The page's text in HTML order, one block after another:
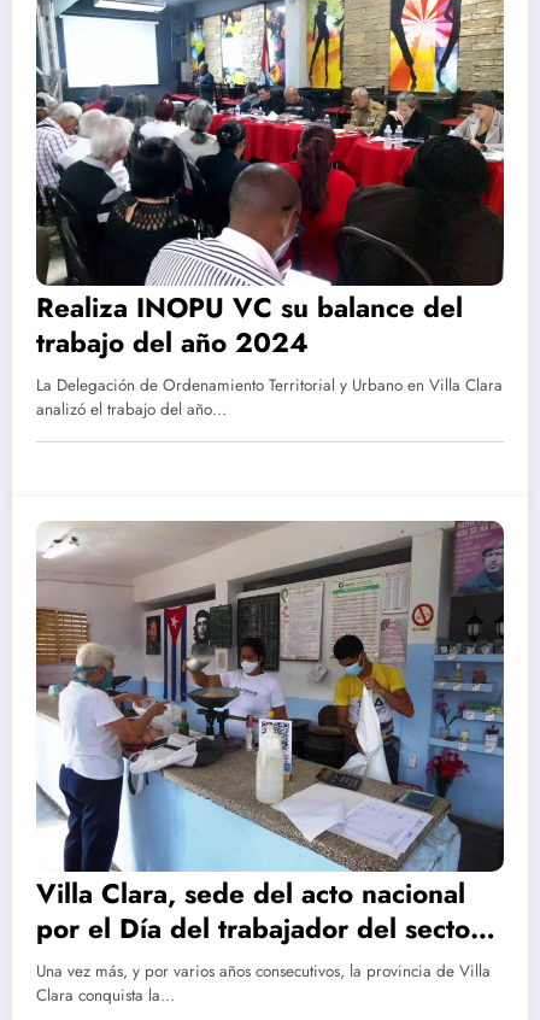
Realiza INOPU VC su balance del
trabajo del año 2024
La Delegación de Ordenamiento Territorial y Urbano en Villa Clara
analizó el trabajo del año…
Villa Clara, sede del acto nacional
por el Día del trabajador del sector
del Comercio, la Gastronomía y los
Servicios
Una vez más, y por varios años consecutivos, la provincia de Villa
Clara conquista la…